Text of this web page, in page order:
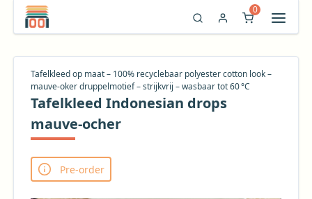
0
Tafelkleed op maat – 100% recyclebaar polyester cotton look –
mauve‑oker druppelmotief – strijkvrij – wasbaar tot 60 °C
Tafelkleed Indonesian drops
mauve-ocher
Pre-order